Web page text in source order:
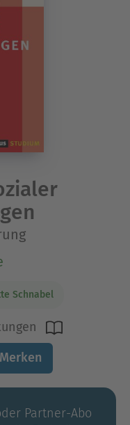
Schnabel
Merken
Partner-Abo